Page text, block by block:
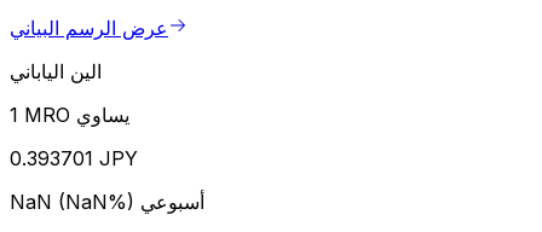
عرض الرسم البياني
الين الياباني
1 MRO يساوي
0.393701 JPY
NaN (NaN%) أسبوعي